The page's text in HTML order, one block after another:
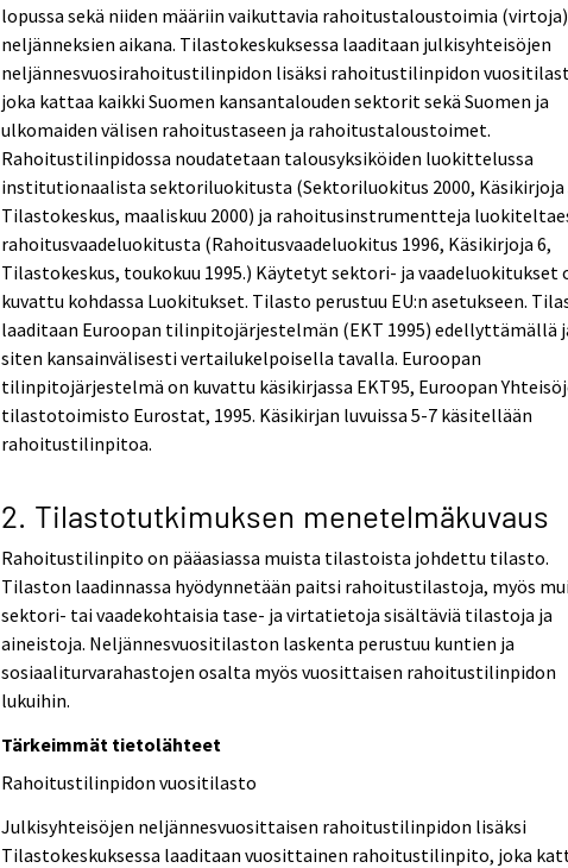
lopussa sekä niiden määriin vaikuttavia rahoitustaloustoimia (virtoja)
neljänneksien aikana. Tilastokeskuksessa laaditaan julkisyhteisöjen
neljännesvuosirahoitustilinpidon lisäksi rahoitustilinpidon
joka kattaa kaikki Suomen kansantalouden sektorit sekä Suomen ja
ulkomaiden välisen rahoitustaseen ja rahoitustaloustoimet.
Rahoitustilinpidossa noudatetaan talousyksiköiden luokittelussa
institutionaalista sektoriluokitusta (Sektoriluokitus 2000, Käsikirjoja
Tilastokeskus, maaliskuu 2000) ja rahoitusinstrumentteja
rahoitusvaadeluokitusta (Rahoitusvaadeluokitus 1996, Käsikirjoja 6,
Tilastokeskus, toukokuu 1995.) Käytetyt sektori- ja vaadeluokitukset
kuvattu kohdassa Luokitukset. Tilasto perustuu EU:n asetukseen.
laaditaan Euroopan tilinpitojärjestelmän (EKT 1995) edellyttämällä
siten kansainvälisesti vertailukelpoisella tavalla. Euroopan
tilinpitojärjestelmä on kuvattu käsikirjassa EKT95, Euroopan
tilastotoimisto Eurostat, 1995. Käsikirjan luvuissa 5-7 käsitellään
rahoitustilinpitoa.
2. Tilastotutkimuksen menetelmäkuvaus
Rahoitustilinpito on pääasiassa muista tilastoista johdettu tilasto.
Tilaston laadinnassa hyödynnetään paitsi rahoitustilastoja, myös
sektori- tai vaadekohtaisia tase- ja virtatietoja sisältäviä tilastoja ja
aineistoja. Neljännesvuositilaston laskenta perustuu kuntien ja
sosiaaliturvarahastojen osalta myös vuosittaisen rahoitustilinpidon
lukuihin.
Tärkeimmät tietolähteet
Rahoitustilinpidon vuositilasto
Julkisyhteisöjen neljännesvuosittaisen rahoitustilinpidon lisäksi
Tilastokeskuksessa laaditaan vuosittainen rahoitustilinpito, joka